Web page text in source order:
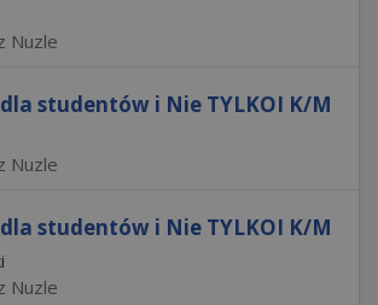
Nuzle
studentów i Nie TYLKOI K/M
Nuzle
studentów i Nie TYLKOI K/M
Nuzle